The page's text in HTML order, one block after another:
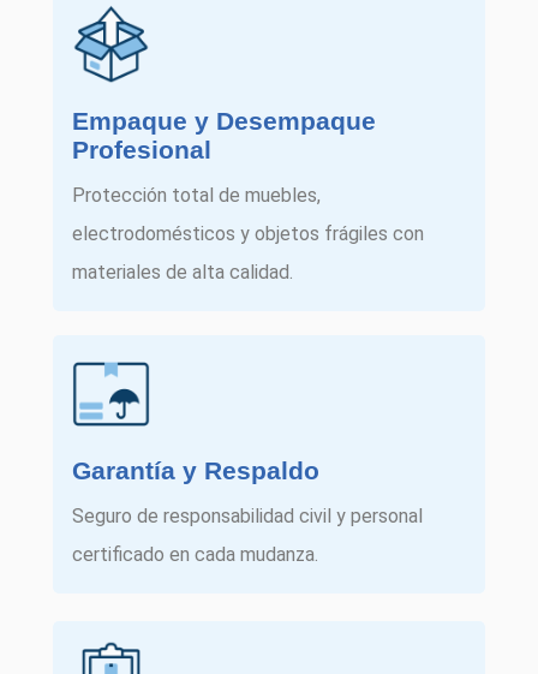
Empaque y Desempaque
Profesional
Protección total de muebles,
electrodomésticos y objetos frágiles con
materiales de alta calidad.
Garantía y Respaldo
Seguro de responsabilidad civil y personal
certificado en cada mudanza.